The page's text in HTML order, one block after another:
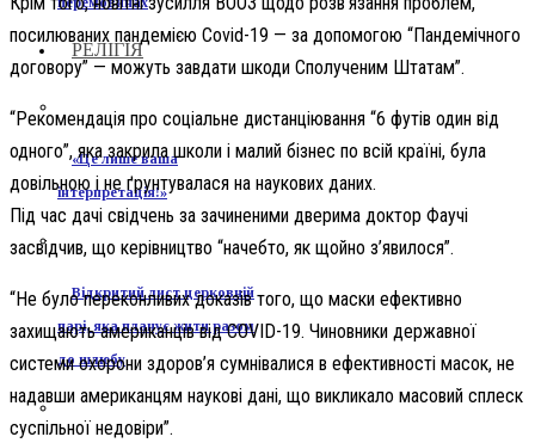
РЕЛІГІЯ
«Це лише ваша
інтерпретація!»
Відкритий лист церковній
парі, яка планує жити разом
до шлюбу
посилюваних пандемією Covid-19 — за допомогою “Пандемічного
договору” — можуть завдати шкоди Сполученим Штатам”.
“Рекомендація про соціальне дистанціювання “6 футів один від
одного”, яка закрила школи і малий бізнес по всій країні, була
довільною і не ґрунтувалася на наукових даних.
Під час дачі свідчень за зачиненими дверима доктор Фаучі
засвідчив, що керівництво “начебто, як щойно з’явилося”.
“Не було переконливих доказів того, що маски ефективно
захищають американців від COVID-19. Чиновники державної
системи охорони здоров’я сумнівалися в ефективності масок, не
надавши американцям наукові дані, що викликало масовий сплеск
суспільної недовіри”.